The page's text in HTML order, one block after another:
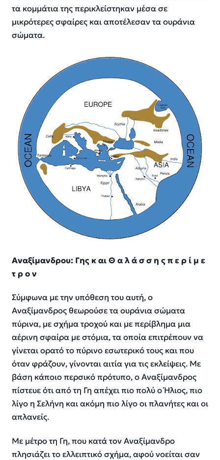
τα κομμάτια της περικλείστηκαν μέσα σε
μικρότερες σφαίρες και αποτέλεσαν τα ουράνια
σώματα.
Αναξίμανδρου: Γης κ αι Θ α λ ά σ σ η ς π ε ρ ί μ ε
τ ρ ο ν
Σύμφωνα με την υπόθεση του αυτή, ο
Αναξίμανδρος θεωρούσε τα ουράνια σώματα
πύρινα, με σχήμα τροχού και με περίβλημα μια
αέρινη σφαίρα με στόμια, τα οποία επιτρέπουν να
γίνεται ορατό το πύρινο εσωτερικό τους και που
όταν φράζουν, γίνονται αιτία για τις εκλείψεις. Με
βάση κάποιο περσικό πρότυπο, ο Αναξίμανδρος
πίστευε ότι από τη Γη απέχει πιο πολύ ο Ήλιος, πιο
λίγο η Σελήνη και ακόμη πιο λίγο οι πλανήτες και οι
απλανείς.
Με μέτρο τη Γη, που κατά τον Αναξίμανδρο
πλησιάζει το ελλειπτικό σχήμα, αφού νοείται σαν